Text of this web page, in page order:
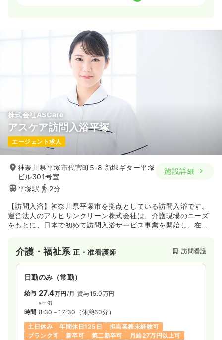
26.4〜35.8万円/月
9:00～17:15
月給35万円以上可
気になる
日勤のみ（パート）
給与 お問い合わせください
時間 9:00～17:15
土日休み
気になる
株式会社ASCare
アスケア訪問入浴平塚
エージェント求人
神奈川県平塚市代官町5-8 新堀ギター平塚
ビル301号室
平塚駅
2分
施設詳細
【訪問入浴】神奈川県平塚市を拠点としている訪問入浴です。
運営法人のアサヒサンクリーン株式会社は、介護現場のニーズ
をもとに、日本で初めて訪問入浴サービス事業を開始し、在宅
包括支援センターやデイサービス、介護付有料老人ホーム等、
多くの介護サービスを全国で展開しています。
介護・福祉系正・准看護師 訪問看護
日勤のみ（常勤）
給与 27.4万円 /月 賞与15.0万円
※一例
時間 8:30～17:30 （休憩60分）
土日休み
年間休日125日
担当業務未経験可
ブランク可
新卒可 第二新卒可 月給27万円以上可